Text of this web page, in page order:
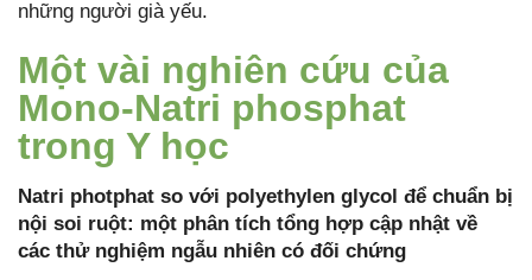
những người già yếu.
Một vài nghiên cứu của
Mono-Natri phosphat
trong Y học
Natri photphat so với polyethylen glycol để chuẩn bị
nội soi ruột: một phân tích tổng hợp cập nhật về
các thử nghiệm ngẫu nhiên có đối chứng